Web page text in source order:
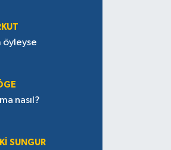
öyleyse
nasıl?
SUNGUR